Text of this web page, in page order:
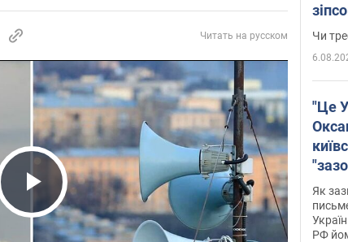
Читать на русском
Play Video
Чи
"Це
Як
РФ